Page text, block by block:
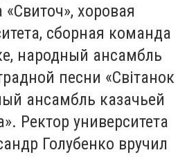
хоровая
сборная команда
народный ансамбль
песни «Світанок
ансамбль казачьей
Ректор университета
Голубенко вручил